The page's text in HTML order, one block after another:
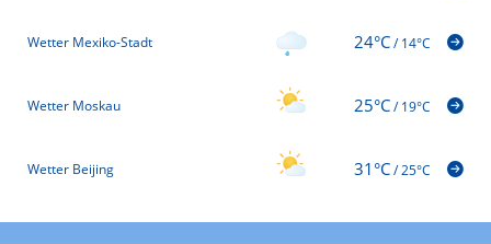
Wetter Mexiko-Stadt 24°C/14°C
Wetter Moskau 25°C/19°C
Wetter Beijing 31°C/25°C